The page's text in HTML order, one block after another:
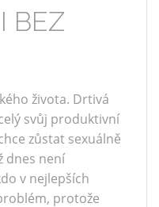
BEZ
života. Drtivá
svůj produktivní
zůstat sexuálně
dnes není
v nejlepších
protože